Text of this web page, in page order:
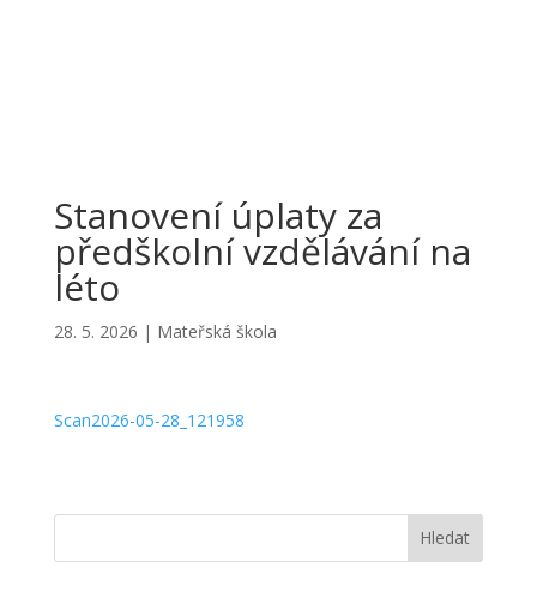
Stanovení úplaty za
předškolní vzdělávání na
léto
28. 5. 2026 | Mateřská škola
Scan2026-05-28_121958